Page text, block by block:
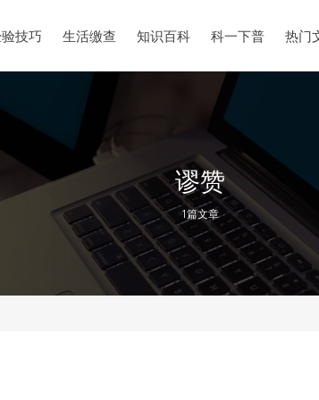
技巧 生活缴查 知识百科 科一下普 热门
谬赞
1篇文章